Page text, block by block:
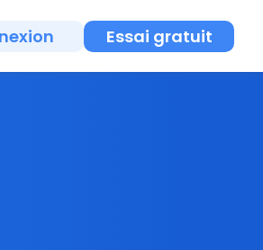
Essai gratuit